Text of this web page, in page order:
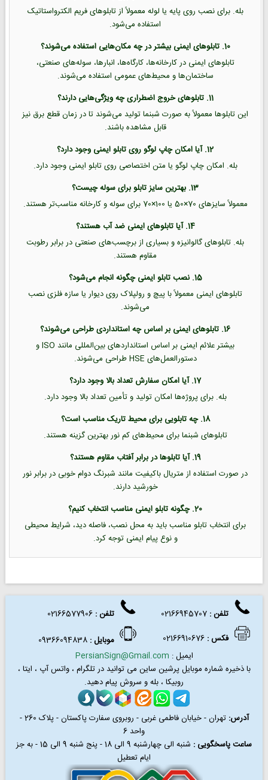
بله. برای نصب روی پایه یا لوله معمولاً از تابلوهای فریم الکترواستاتیک
استفاده می‌شود.
10. تابلوهای ایمنی بیشتر در چه مکان‌هایی استفاده می‌شوند؟
تابلوهای ایمنی در کارخانه‌ها، کارگاه‌ها، انبارها، سوله‌های صنعتی،
ساختمان‌ها و محیط‌های عمومی استفاده می‌شوند.
11. تابلوهای خروج اضطراری چه ویژگی‌هایی دارند؟
این تابلوها معمولاً به صورت شبنما تولید می‌شوند تا در زمان قطع برق نیز
قابل مشاهده باشند.
12. آیا امکان چاپ لوگو روی تابلو ایمنی وجود دارد؟
بله. امکان چاپ لوگو یا متن اختصاصی روی تابلو ایمنی وجود دارد.
13. بهترین سایز تابلو برای سوله چیست؟
معمولاً سایزهای 70×50 یا 100×70 برای سوله و کارخانه مناسب‌تر هستند.
14. آیا تابلوهای ایمنی ضد آب هستند؟
بله. تابلوهای گالوانیزه و بسیاری از برچسب‌های صنعتی در برابر رطوبت
مقاوم هستند.
15. نصب تابلو ایمنی چگونه انجام می‌شود؟
تابلوهای ایمنی معمولاً با پیچ و رولپلاک روی دیوار یا سازه فلزی نصب
می‌شوند.
16. تابلوهای ایمنی بر اساس چه استانداردی طراحی می‌شوند؟
بیشتر علائم ایمنی بر اساس استانداردهای بین‌المللی مانند ISO و
دستورالعمل‌های HSE طراحی می‌شوند.
17. آیا امکان سفارش تعداد بالا وجود دارد؟
بله. برای پروژه‌ها امکان تولید و تأمین تعداد بالا وجود دارد.
18. چه تابلویی برای محیط تاریک مناسب است؟
تابلوهای شبنما برای محیط‌های کم نور بهترین گزینه هستند.
19. آیا تابلوها در برابر آفتاب مقاوم هستند؟
در صورت استفاده از متریال باکیفیت مانند شبرنگ دوام خوبی در برابر نور
خورشید دارند.
20. چگونه تابلو ایمنی مناسب انتخاب کنیم؟
برای انتخاب تابلو مناسب باید به محل نصب، فاصله دید، شرایط محیطی
و نوع پیام ایمنی توجه کرد.
تلفن : تلفن:
02166577906
فکس:
02166910676 موبایل :
ایمیل : PersianSign@Gmail.com
با ذخیره شماره موبایل پرشین ساین می توانید درتلگرام ، واتس آپ ، ایتا ،
روبیکا ، بله و سروش پیام دهید.
آدرس:
تهران - خیابان فاطمی غربی - روبروی سفارت پاکستان - پلاک 260 -
واحد 6
ساعت پاسخگویی :
شنبه الی چهارشنبه 9 الی 18 - پنج شنبه 9 الی 15 - به جز
ایام تعطیل